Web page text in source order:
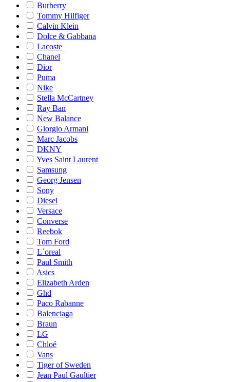
Burberry
Tommy Hilfiger
Calvin Klein
Dolce & Gabbana
Lacoste
Chanel
Dior
Puma
Nike
Stella McCartney
Ray Ban
New Balance
Giorgio Armani
Marc Jacobs
DKNY
Yves Saint Laurent
Samsung
Georg Jensen
Sony
Diesel
Versace
Converse
Reebok
Tom Ford
L´oreal
Paul Smith
Asics
Elizabeth Arden
Ghd
Paco Rabanne
Balenciaga
Braun
LG
Chloé
Vans
Tiger of Sweden
Jean Paul Gaultier